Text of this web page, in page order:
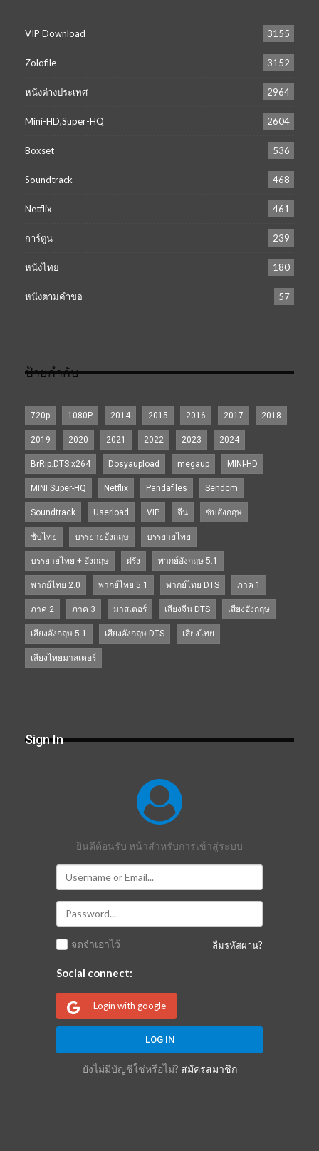
VIP Download 3155
Zolofile 3152
หนังต่างประเทศ 2964
Mini-HD,Super-HQ 2604
Boxset 536
Soundtrack 468
Netflix 461
การ์ตูน 239
หนังไทย 180
หนังตามคำขอ 57
ป้ายกำกับ
720p 1080P 2014 2015 2016 2017 2018
2019 2020 2021 2022 2023 2024
BrRip.DTS.x264 Dosyaupload megaup MINI-HD
MINI Super-HQ Netflix Pandafiles Sendcm
Soundtrack Userload VIP จีน ซับอังกฤษ
ซับไทย บรรยายอังกฤษ บรรยายไทย
บรรยายไทย + อังกฤษ ฝรั่ง พากย์อังกฤษ 5.1
พากย์ไทย 2.0 พากย์ไทย 5.1 พากย์ไทย DTS ภาค 1
ภาค 2 ภาค 3 มาสเตอร์ เสียงจีน DTS เสียงอังกฤษ
เสียงอังกฤษ 5.1 เสียงอังกฤษ DTS เสียงไทย
เสียงไทยมาสเตอร์
Sign In
ยินดีต้อนรับ หน้าสำหรับการเข้าสู่ระบบ
ลืมรหัสผ่าน?
จดจำเอาไว้
Social connect:
Login with google
ยังไม่มีบัญชีใช่หรือไม่? สมัครสมาชิก